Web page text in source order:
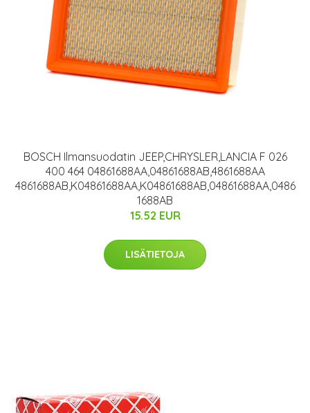
BOSCH Ilmansuodatin JEEP,CHRYSLER,LANCIA F 026
400 464 04861688AA,04861688AB,4861688AA
4861688AB,K04861688AA,K04861688AB,04861688AA,0486
1688AB
15.52 EUR
LISÄTIETOJA